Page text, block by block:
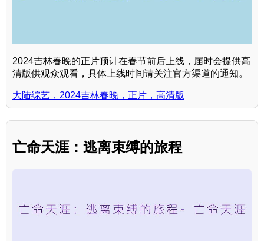
2024吉林春晚的正片预计在春节前后上线，届时会提供高
清版供观众观看，具体上线时间请关注官方渠道的通知。
大陆综艺，2024吉林春晚，正片，高清版
亡命天涯：逃离束缚的旅程